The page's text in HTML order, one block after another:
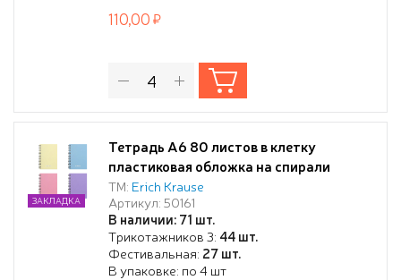
110,00
Тетрадь А6 80 листов в клетку
пластиковая обложка на спирали
ErichKrause Pastel, MIX-PACK
ТМ: Erich Krause
Артикул: 50161
В наличии: 71 шт.
Трикотажников 3: 44 шт.
Фестивальная: 27 шт.
В упаковке: по 4 шт
ЗАКЛАДКА